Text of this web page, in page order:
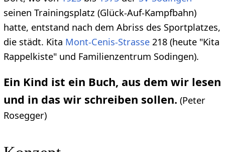
seinen Trainingsplatz (Glück-Auf-Kampfbahn)
hatte, entstand nach dem Abriss des Sportplatzes,
die städt. Kita Mont-Cenis-Strasse218 (heute "Kita
Rappelkiste" und Familienzentrum Sodingen).
Ein Kind ist ein Buch, aus dem wir lesen
und in das wir schreiben sollen. (Peter
Rosegger)